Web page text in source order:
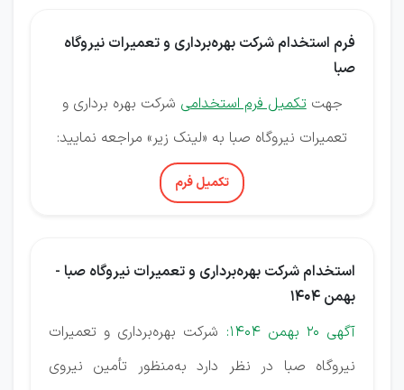
فرم استخدام شرکت بهره‌برداری و تعمیرات نیروگاه
صبا
جهتتکمیل فرم استخدامی شرکت بهره برداری و
تعمیرات نیروگاه صبا به «لینک زیر» مراجعه نمایید:
تکمیل فرم
استخدام شرکت بهره‌برداری و تعمیرات نیروگاه صبا -
بهمن 1404
آگهی 20 بهمن 1404:
شرکت بهره‌برداری و تعمیرات
نیروگاه صبا در نظر دارد به‌منظور تأمین نیروی